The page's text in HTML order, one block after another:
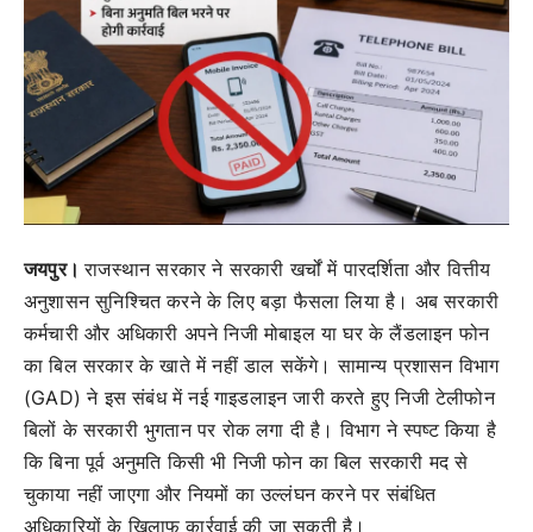
जयपुर।राजस्थान सरकार ने सरकारी खर्चों में पारदर्शिता और वित्तीय
अनुशासन सुनिश्चित करने के लिए बड़ा फैसला लिया है। अब सरकारी
कर्मचारी और अधिकारी अपने निजी मोबाइल या घर के लैंडलाइन फोन
का बिल सरकार के खाते में नहीं डाल सकेंगे। सामान्य प्रशासन विभाग
(GAD) ने इस संबंध में नई गाइडलाइन जारी करते हुए निजी टेलीफोन
बिलों के सरकारी भुगतान पर रोक लगा दी है। विभाग ने स्पष्ट किया है
कि बिना पूर्व अनुमति किसी भी निजी फोन का बिल सरकारी मद से
चुकाया नहीं जाएगा और नियमों का उल्लंघन करने पर संबंधित
अधिकारियों के खिलाफ कार्रवाई की जा सकती है।